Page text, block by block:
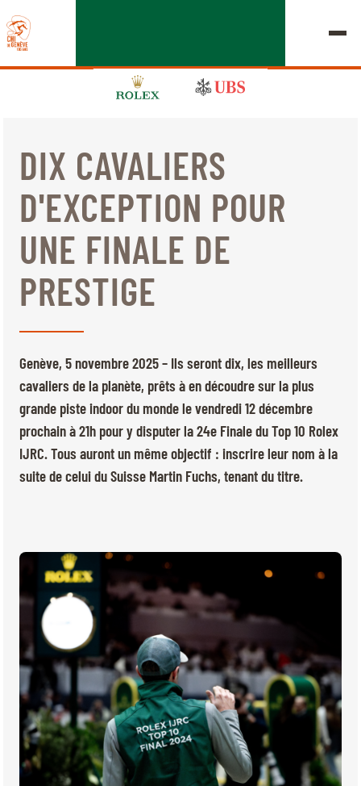
ÉDITION 2026
LE CHIG
MULTIMÉDIA
LIENS RAPIDES
ACCUEIL
DÉPARTS & RÉSULTATS
BILLETTERIE
BÉNÉVOLES
MÉDIAS
FR
Jeudi, 17 Septembre 2026
DIX CAVALIERS
D'EXCEPTION POUR
UNE FINALE DE
PRESTIGE
Genève, 5 novembre 2025 – Ils seront dix, les meilleurs
cavaliers de la planète, prêts à en découdre sur la plus
grande piste indoor du monde le vendredi 12 décembre
prochain à 21h pour y disputer la 24e Finale du Top 10 Rolex
IJRC. Tous auront un même objectif : inscrire leur nom à la
suite de celui du Suisse Martin Fuchs, tenant du titre.